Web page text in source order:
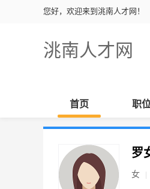
您好，欢迎来到洮南人才网！
洮南人才网
首页 职
罗
女